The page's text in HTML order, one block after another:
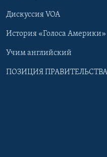
Дискуссия VOA
История «Голоса Америки»
Учим английский
ПОЗИЦИЯ